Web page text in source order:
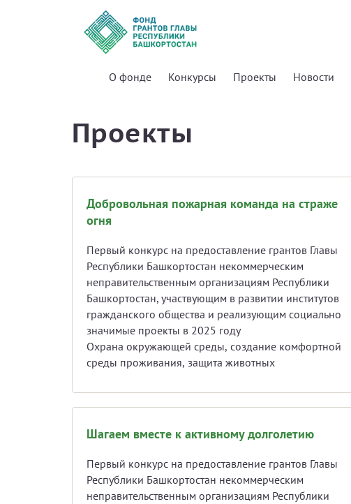
О фонде Конкурсы Проекты Новости
Проекты
Добровольная пожарная команда на страже
огня
Первый конкурс на предоставление грантов Главы
Республики Башкортостан некоммерческим
неправительственным организациям Республики
Башкортостан, участвующим в развитии институтов
гражданского общества и реализующим социально
значимые проекты в 2025 году
Охрана окружающей среды, создание комфортной
среды проживания, защита животных
Шагаем вместе к активному долголетию
Первый конкурс на предоставление грантов Главы
Республики Башкортостан некоммерческим
неправительственным организациям Республики